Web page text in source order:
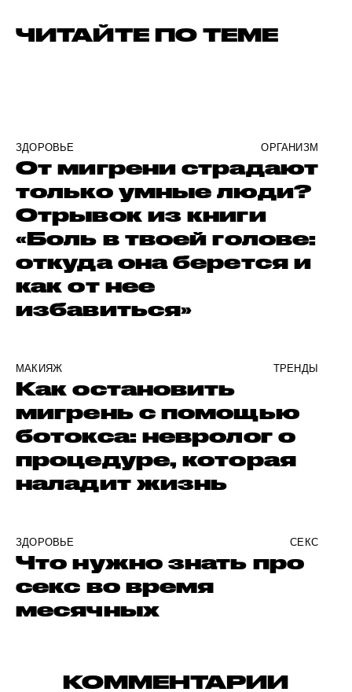
ЧИТАЙТЕ ПО ТЕМЕ
ЗДОРОВЬЕ ОРГАНИЗМ
От мигрени страдают
только умные люди?
Отрывок из книги
«Боль в твоей голове:
откуда она берется и
как от нее
избавиться»
МАКИЯЖ ТРЕНДЫ
Как остановить
мигрень с помощью
ботокса: невролог о
процедуре, которая
наладит жизнь
ЗДОРОВЬЕ СЕКС
Что нужно знать про
секс во время
месячных
КОММЕНТАРИИ